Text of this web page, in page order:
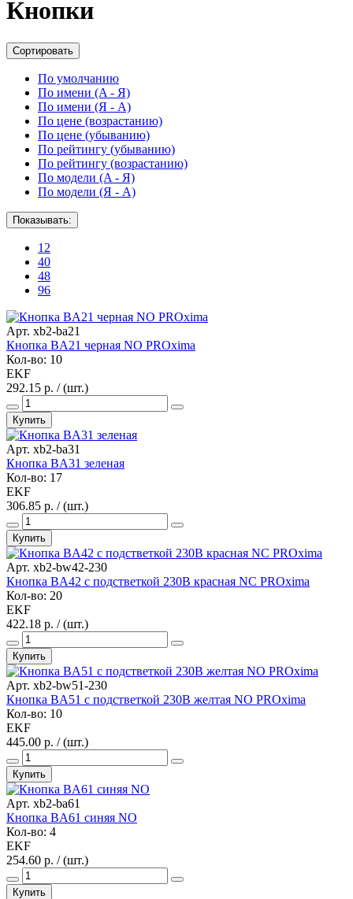
Кнопки
Сортировать
По умолчанию
По имени (A - Я)
По имени (Я - A)
По цене (возрастанию)
По цене (убыванию)
По рейтингу (убыванию)
По рейтингу (возрастанию)
По модели (A - Я)
По модели (Я - A)
Показывать:
12
40
48
96
Арт. xb2-ba21
Кнопка BA21 черная NO PROxima
Кол-во: 10
EKF
292.15 р. / (шт.)
Купить
Арт. xb2-ba31
Кнопка BA31 зеленая
Кол-во: 17
EKF
306.85 р. / (шт.)
Купить
Арт. xb2-bw42-230
Кнопка BA42 с подстветкой 230В красная NC PROxima
Кол-во: 20
EKF
422.18 р. / (шт.)
Купить
Арт. xb2-bw51-230
Кнопка BA51 с подстветкой 230В желтая NO PROxima
Кол-во: 10
EKF
445.00 р. / (шт.)
Купить
Арт. xb2-ba61
Кнопка BA61 синяя NO
Кол-во: 4
EKF
254.60 р. / (шт.)
Купить